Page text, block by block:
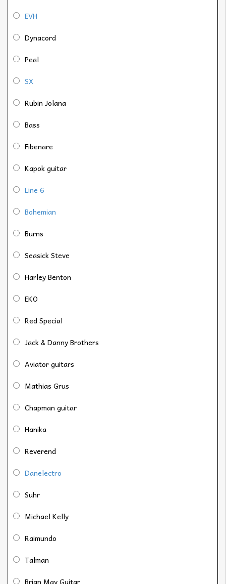
EVH
Dynacord
Peal
SX
Rubin Jolana
Bass
Fibenare
Kapok guitar
Line 6
Bohemian
Burns
Seasick Steve
Harley Benton
EKO
Red Special
Jack & Danny Brothers
Aviator guitars
Mathias Grus
Chapman guitar
Hanika
Reverend
Danelectro
Suhr
Michael Kelly
Raimundo
Talman
Brian May Guitar